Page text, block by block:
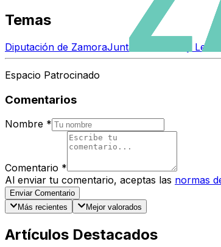
Temas
Diputación de ZamoraJunta de Castilla y León
Espacio Patrocinado
Comentarios
Nombre *
Comentario *
Al enviar tu comentario, aceptas las normas
Enviar Comentario
Más recientes
Mejor valorados
Artículos Destacados